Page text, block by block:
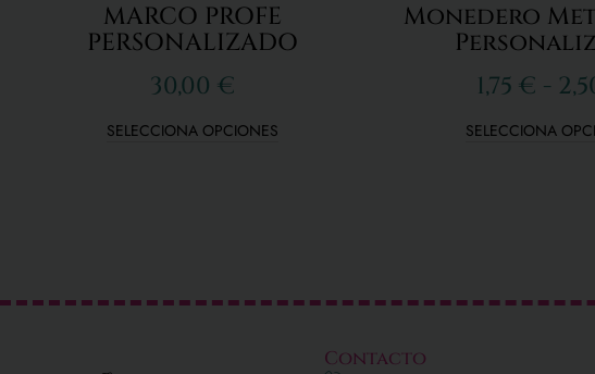
MARCO PROFE
PERSONALIZADO
30,00 €
SELECCIONA OPCIONES
Monedero
1,75 € -
SELECCIONA
Contacto